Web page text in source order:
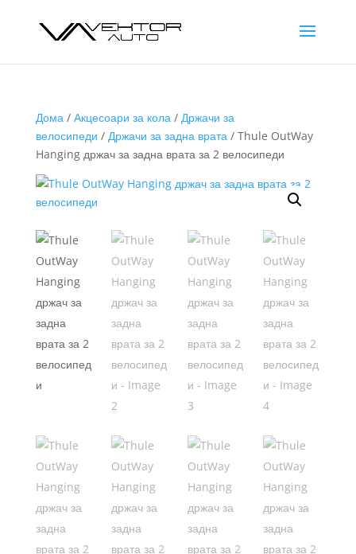
Дома/ Акцесоари за кола/ Држачи за
велосипеди / Држачи за задна врата/ Thule OutWay
Hanging држач за задна врата за 2 велосипеди